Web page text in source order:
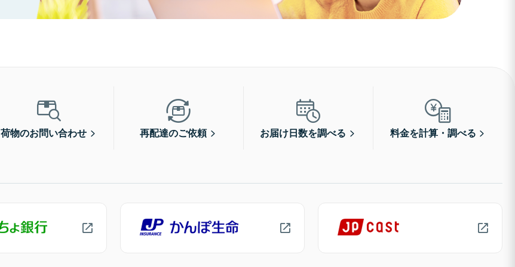
荷物のお問い合わせ 再配達のご依頼 お届け日数を調べる 料金を計算・調べる